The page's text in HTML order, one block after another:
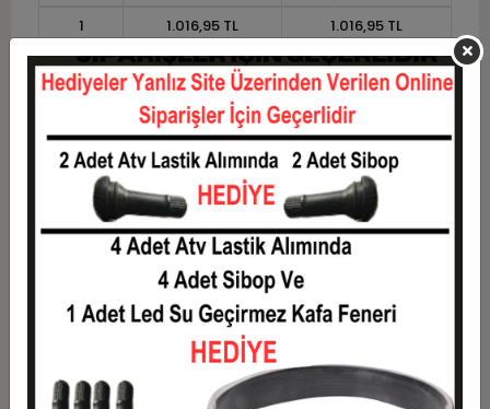
1
1.016,95 TL
1.016,95 TL
2
508,47 TL
1.016,95 TL
3
362,71 TL
4
277,12 TL
1.108,48 TL
5
225,76 TL
1.128,81 TL
191,53 TL
1.149,15 TL
167,07 TL
1.169,49 TL
148,73 TL
9
134,46 TL
1.210,17 TL
123,05 TL
1.230,51 TL
11
112,79 TL
1.240,68 TL